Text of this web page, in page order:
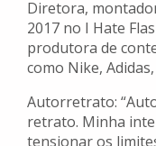
Diretora,
2017 no I Hate
produtora de
como Nike,
Autorretrato:
retrato. Minha
tensionar os